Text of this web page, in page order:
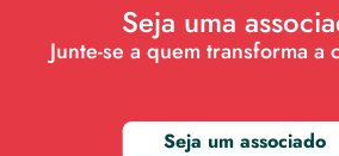
Seja uma
Junte-se a quem transforma a
Seja um associado